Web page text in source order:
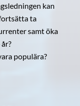
kan
ta
samt öka
populära?